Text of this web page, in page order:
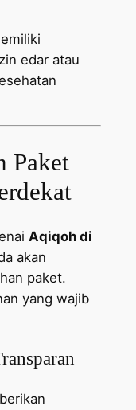
edar atau
Paket
Aqiqoh di
akan
paket.
yang wajib